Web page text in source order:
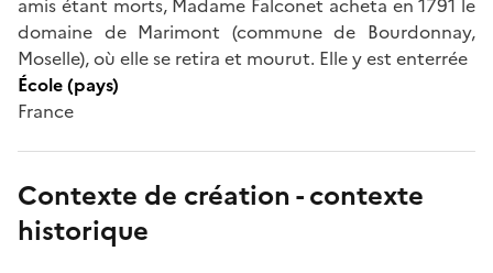
domaine de Marimont (commune de Bourdonnay,
Moselle), où elle se retira et mourut. Elle y est enterrée
École (pays)
France
Contexte de création - contexte
historique